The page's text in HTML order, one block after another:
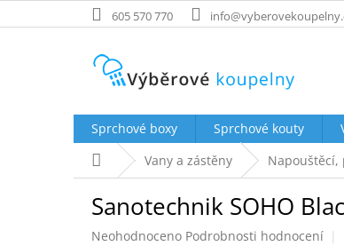
na
605 570 770
Sprchové boxy Sprchové kouty
Domů Vany a zástěny Napouštěcí,
Sanotechnik SOHO
Průměrné
Neohodnoceno Podrobnosti hodnocení